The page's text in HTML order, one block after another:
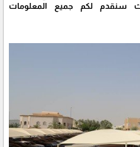
سنقدم لكم جميع المعلومات